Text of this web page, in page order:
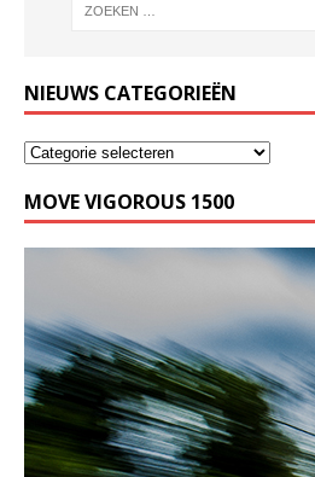
NIEUWS CATEGORIEËN
MOVE VIGOROUS 1500